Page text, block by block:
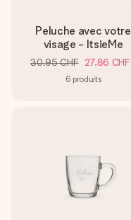
Peluche avec votre
visage - ItsieMe
30.95 CHF 27.86 CHF
6 produits